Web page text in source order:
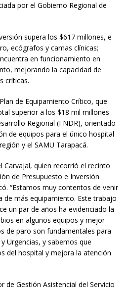
por el Gobierno Regional de
supera los $617 millones, e
ecógrafos y camas clínicas;
en funcionamiento en
mejorando la capacidad de
críticas.
de Equipamiento Crítico, que
superior a los $18 mil millones
Regional (FNDR), orientado
de equipos para el único hospital
y el SAMU Tarapacá.
Carvajal, quien recorrió el recinto
de Presupuesto e Inversión
“Estamos muy contentos de venir
de más equipamiento. Este trabajo
un par de años ha evidenciado la
en algunos equipos y mejor
de paro son fundamentales para
Urgencias, y sabemos que
del hospital y mejora la atención
de Gestión Asistencial del Servicio